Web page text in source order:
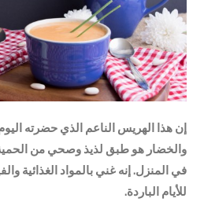
إن هذا الهريس الناعم الذي حضرته
والخضار هو طبق لذيذ وصحي من الحمية
في المنزل. إنه غني بالمواد الغذائية
للأيام الباردة.